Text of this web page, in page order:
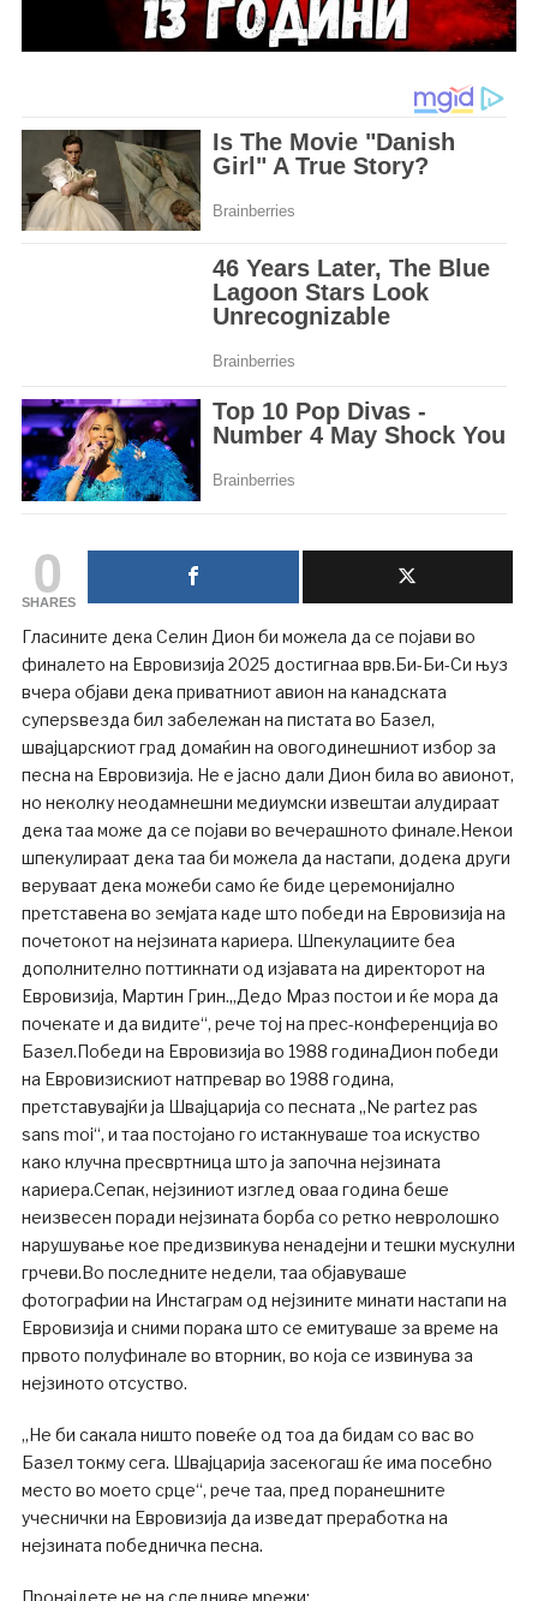
0
SHARES
Гласините дека Селин Дион би можела да се појави во
финалето на Евровизија 2025 достигнаа врв.Би-Би-Си њуз
вчера објави дека приватниот авион на канадската
суперѕвезда бил забележан на пистата во Базел,
швајцарскиот град домаќин на овогодинешниот избор за
песна на Евровизија. Не е јасно дали Дион била во авионот,
но неколку неодамнешни медиумски извештаи алудираат
дека таа може да се појави во вечерашното финале.Некои
шпекулираат дека таа би можела да настапи, додека други
веруваат дека можеби само ќе биде церемонијално
претставена во земјата каде што победи на Евровизија на
почетокот на нејзината кариера. Шпекулациите беа
дополнително поттикнати од изјавата на директорот на
Евровизија, Мартин Грин.„Дедо Мраз постои и ќе мора да
почекате и да видите“, рече тој на прес-конференција во
Базел.Победи на Евровизија во 1988 годинаДион победи
на Евровизискиот натпревар во 1988 година,
претставувајќи ја Швајцарија со песната „Ne partez pas
sans moi“, и таа постојано го истакнуваше тоа искуство
како клучна пресвртница што ја започна нејзината
кариера.Сепак, нејзиниот изглед оваа година беше
неизвесен поради нејзината борба со ретко невролошко
нарушување кое предизвикува ненадејни и тешки мускулни
грчеви.Во последните недели, таа објавуваше
фотографии на Инстаграм од нејзините минати настапи на
Евровизија и сними порака што се емитуваше за време на
првото полуфинале во вторник, во која се извинува за
нејзиното отсуство.
„Не би сакала ништо повеќе од тоа да бидам со вас во
Базел токму сега. Швајцарија засекогаш ќе има посебно
место во моето срце“, рече таа, пред поранешните
учеснички на Евровизија да изведат преработка на
нејзината победничка песна.
Пронајдете не на следниве мрежи: